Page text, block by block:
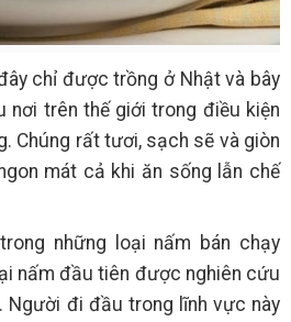
chỉ được trồng ở Nhật và bây
nơi trên thế giới trong điều kiện
Chúng rất tươi, sạch sẽ và giòn
mát cả khi ăn sống lẫn chế
những loại nấm bán chạy
nấm đầu tiên được nghiên cứu
Người đi đầu trong lĩnh vực này